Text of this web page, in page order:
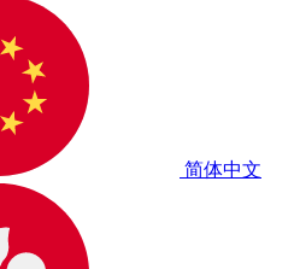
简体中文